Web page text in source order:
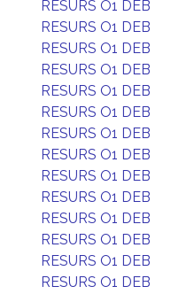
RESURS O1 DEB
RESURS O1 DEB
RESURS O1 DEB
RESURS O1 DEB
RESURS O1 DEB
RESURS O1 DEB
RESURS O1 DEB
RESURS O1 DEB
RESURS O1 DEB
RESURS O1 DEB
RESURS O1 DEB
RESURS O1 DEB
RESURS O1 DEB
RESURS O1 DEB